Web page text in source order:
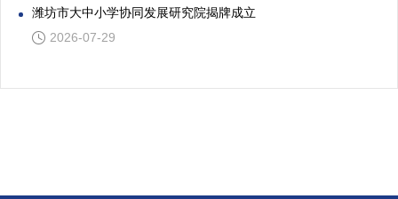
潍坊市大中小学协同发展研究院揭牌成立
2026-07-29